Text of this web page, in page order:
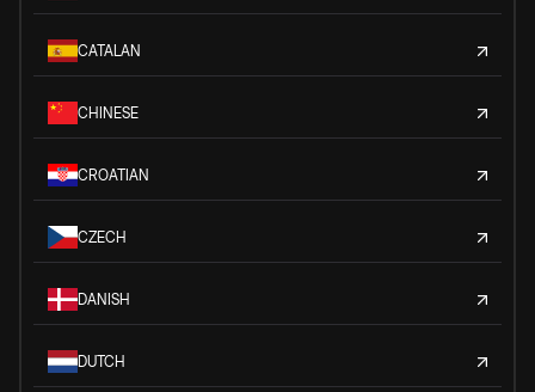
CATALAN
CHINESE
CROATIAN
CZECH
DANISH
DUTCH